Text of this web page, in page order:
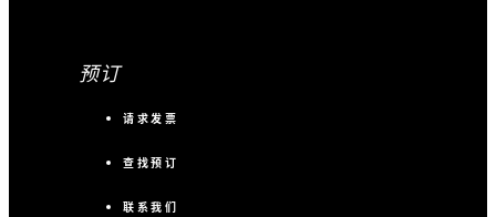
预订
请求发票
查找预订
联系我们